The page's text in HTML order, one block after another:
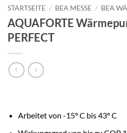
STARTSEITE / BEA MESSE / BEA
AQUAFORTE
PERFECT
Arbeitet von -15° C bis 43° C